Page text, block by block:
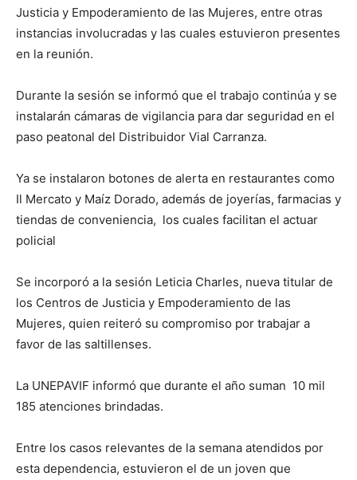
Justicia y Empoderamiento de las Mujeres, entre otras
instancias involucradas y las cuales estuvieron presentes
en la reunión.
Durante la sesión se informó que el trabajo continúa y se
instalarán cámaras de vigilancia para dar seguridad en el
paso peatonal del Distribuidor Vial Carranza.
Ya se instalaron botones de alerta en restaurantes como
Il Mercato y Maíz Dorado, además de joyerías, farmacias y
tiendas de conveniencia, los cuales facilitan el actuar
policial
Se incorporó a la sesión Leticia Charles, nueva titular de
los Centros de Justicia y Empoderamiento de las
Mujeres, quien reiteró su compromiso por trabajar a
favor de las saltillenses.
La UNEPAVIF informó que durante el año suman 10 mil
185 atenciones brindadas.
Entre los casos relevantes de la semana atendidos por
esta dependencia, estuvieron el de un joven que